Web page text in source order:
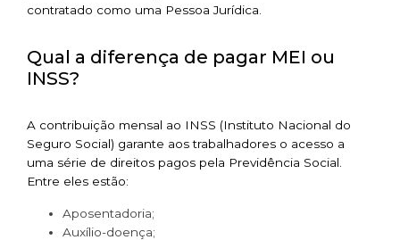
contratado como uma Pessoa Jurídica.
Qual a diferença de pagar MEI ou
INSS?
A contribuição mensal ao INSS (Instituto Nacional do
Seguro Social) garante aos trabalhadores o acesso a
uma série de direitos pagos pela Previdência Social.
Entre eles estão:
Aposentadoria;
Auxílio-doença;